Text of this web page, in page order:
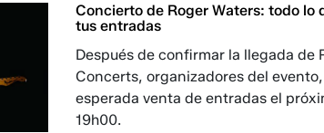
Concierto de Roger Waters: todo lo
tus entradas
Después de confirmar la llegada de
Concerts, organizadores del
esperada venta de entradas el
19h00.